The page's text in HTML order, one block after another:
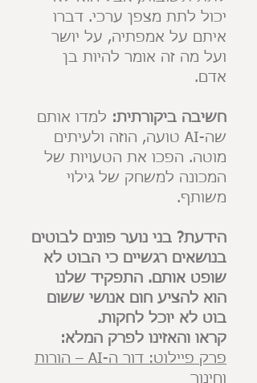
יכול לתת מצפן ערכי. דברו
איתם על אמפתיה, על יושר
ועל מה זה אומר להיות בן
אדם.
חשיבה ביקורתית: למדו אותם
שה-AI טועה, הוזה ולעיתים
מוטה. הפכו את הטעויות של
המכונה למשחק של גילוי
משותף.
הידעת? בני נוער פונים לבוטים
בנושאים רגשיים כי הבוט לא
שופט אותם. התפקיד שלנו
הוא להציע חום אנושי ששום
בוט לא יוכל לחקות.
קראו והאזינו לפרק המלא:
פרק פיילוט: דור ה-AI – הורות
וחינוך